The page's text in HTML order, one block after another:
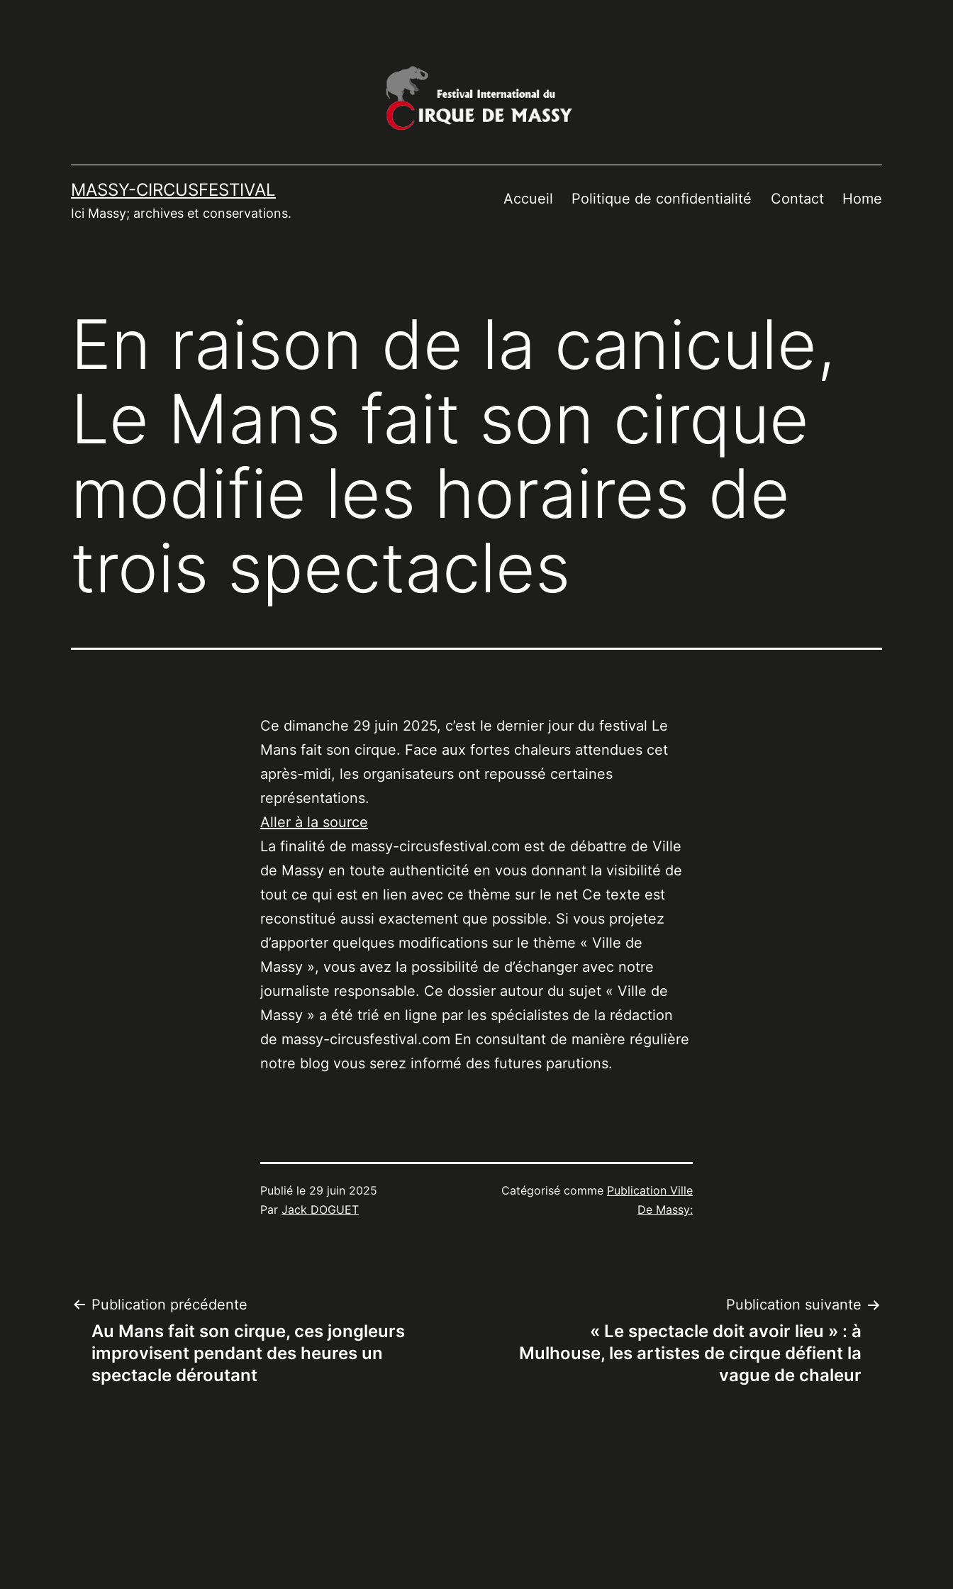
MASSY-CIRCUSFESTIVAL
Ici Massy; archives et conservations.
Accueil Politique de confidentialité Contact Home
En raison de la canicule,
Le Mans fait son cirque
modifie les horaires de
trois spectacles
Ce dimanche 29 juin 2025, c’est le dernier jour du festival Le
Mans fait son cirque. Face aux fortes chaleurs attendues cet
après-midi, les organisateurs ont repoussé certaines
représentations.
Aller à la source
La finalité de massy-circusfestival.com est de débattre de Ville
de Massy en toute authenticité en vous donnant la visibilité de
tout ce qui est en lien avec ce thème sur le net Ce texte est
reconstitué aussi exactement que possible. Si vous projetez
d’apporter quelques modifications sur le thème « Ville de
Massy », vous avez la possibilité de d’échanger avec notre
journaliste responsable. Ce dossier autour du sujet « Ville de
Massy » a été trié en ligne par les spécialistes de la rédaction
de massy-circusfestival.com En consultant de manière régulière
notre blog vous serez informé des futures parutions.
Publié le 29 juin 2025
Par Jack DOGUET
Catégorisé comme Publication Ville
De Massy:
Navigation
de
Publication précédente
Au Mans fait son cirque, ces jongleurs
improvisent pendant des heures un
spectacle déroutant
Publication suivante
« Le spectacle doit avoir lieu » : à
Mulhouse, les artistes de cirque défient la
vague de chaleur